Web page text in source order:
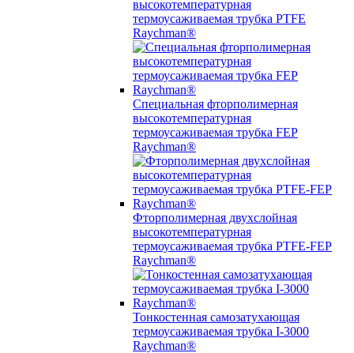
высокотемпературная
термоусаживаемая трубка PTFE
Raychman®
Специальная фторполимерная
высокотемпературная
термоусаживаемая трубка FEP
Raychman®
Фторполимерная двухслойная
высокотемпературная
термоусаживаемая трубка PTFE-FEP
Raychman®
Тонкостенная самозатухающая
термоусаживаемая трубка I-3000
Raychman®